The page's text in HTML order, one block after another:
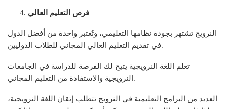
فرص التعليم العالي
النرويج تشتهر بجودة نظامها التعليمي، وتُعتبر واحدة من أفضل الدول
في تقديم التعليم العالي المجاني للطلاب الدوليين.
تعلم اللغة النرويجية يتيح لك الفرصة للدراسة في الجامعات
النرويجية والاستفادة من التعليم المجاني.
العديد من البرامج التعليمية في النرويج تتطلب إتقان اللغة النرويجية،